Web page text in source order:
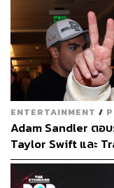
ENTERTAINMENT /
Adam Sandler ตอ
Taylor Swift และ
ติดต่อ